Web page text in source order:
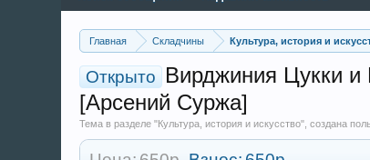
Главная Складчины Культура, история и
Открыто
Вирджиния Цукки
[Арсений Суржа]
Тема в разделе "Культура, история и искусство", создана